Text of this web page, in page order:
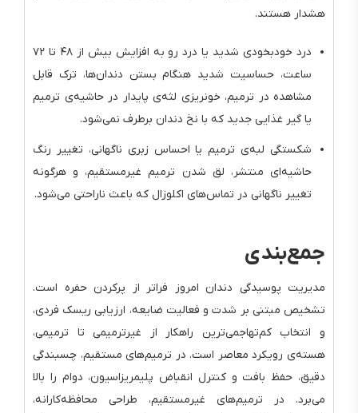
هشدار هستند.
درد خودبخودی شدید یا درد رو به افزایش بیش از ۴۸ تا ۷۲
ساعت، حساسیت شدید هنگام بستن دندان‌ها، ترک قابل
مشاهده در ترمیم، خونریزی لثه‌ی پایدار در حاشیه‌ی ترمیم
یا گیر غذایی جدید که با نخ دندان برطرف نمی‌شود.
شکستگی لبه‌ی ترمیم یا احساس زبری ناگهانی، تغییر رنگ
حاشیه‌ای منتشر، لق شدن ترمیم غیرمستقیم، و هرگونه
تغییر ناگهانی در تماس‌های اکلوزال که باعث ناراحتی می‌شود.
جمع‌بندی
مدیریت پوسیدگی دندان امروز فراتر از پرکردن حفره است.
تشخیص مبتنی بر شدت و فعالیت ضایعه، ارزیابی ریسک فردی،
و انتخاب کم‌تهاجمی‌ترین راهکار از غیرترمیمی تا ترمیمی،
هسته‌ی رویکرد معاصر است. در ترمیم‌های مستقیم، چسبندگی
دقیق، حفظ بافت و کنترل انقباض پلیمریزاسیون، دوام را بالا
می‌برد. در ترمیم‌های غیرمستقیم، طراحی محافظه‌کارانه،